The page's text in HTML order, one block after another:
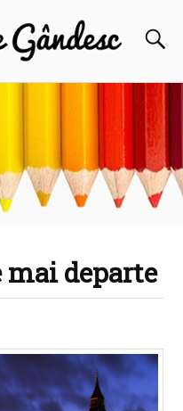
mai departe